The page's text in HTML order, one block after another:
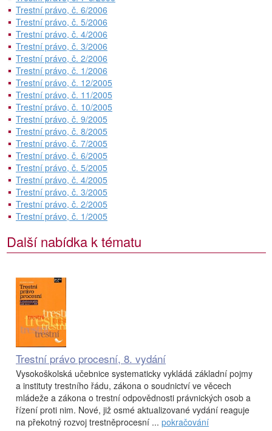
Trestní právo, č. 6/2006
Trestní právo, č. 5/2006
Trestní právo, č. 4/2006
Trestní právo, č. 3/2006
Trestní právo, č. 2/2006
Trestní právo, č. 1/2006
Trestní právo, č. 12/2005
Trestní právo, č. 11/2005
Trestní právo, č. 10/2005
Trestní právo, č. 9/2005
Trestní právo, č. 8/2005
Trestní právo, č. 7/2005
Trestní právo, č. 6/2005
Trestní právo, č. 5/2005
Trestní právo, č. 4/2005
Trestní právo, č. 3/2005
Trestní právo, č. 2/2005
Trestní právo, č. 1/2005
Další nabídka k tématu
Trestní právo procesní, 8. vydání
Vysokoškolská učebnice systematicky vykládá základní pojmy
a instituty trestního řádu, zákona o soudnictví ve věcech
mládeže a zákona o trestní odpovědnosti právnických osob a
řízení proti nim. Nové, již osmé aktualizované vydání reaguje
na překotný rozvoj trestněprocesní ... pokračování